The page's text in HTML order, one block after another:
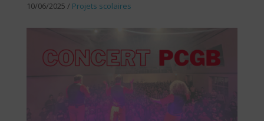
10/06/2025 / Projets scolaires